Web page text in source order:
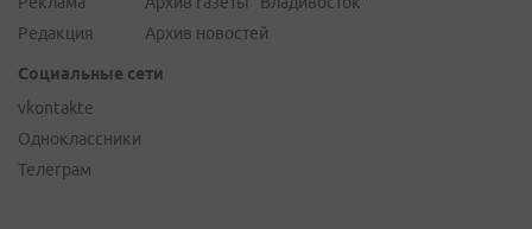
Редакция
Архив новостей
Социальные сети
vkontakte
Одноклассники
Телеграм